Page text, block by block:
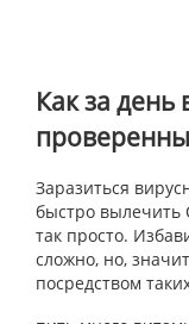
Как за день
Заразиться
быстро вылечить
так просто.
сложно, но,
посредством